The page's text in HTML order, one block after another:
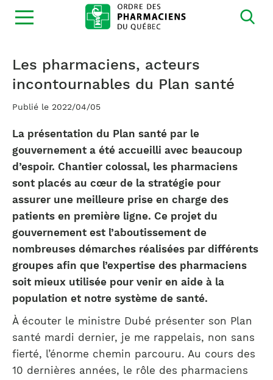
Ouvrir
la
Les pharmaciens, acteurs
incontournables du Plan santé
Publié le 2022/04/05
La présentation du Plan santé par le
gouvernement a été accueilli avec beaucoup
d’espoir. Chantier colossal, les pharmaciens
sont placés au cœur de la stratégie pour
assurer une meilleure prise en charge des
patients en première ligne. Ce projet du
gouvernement est l’aboutissement de
nombreuses démarches réalisées par différents
groupes afin que l’expertise des pharmaciens
soit mieux utilisée pour venir en aide à la
population et notre système de santé.
À écouter le ministre Dubé présenter son Plan
santé mardi dernier, je me rappelais, non sans
fierté, l’énorme chemin parcouru. Au cours des
10 dernières années, le rôle des pharmaciens